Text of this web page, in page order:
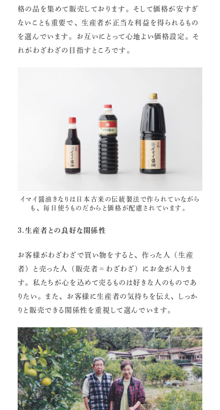
格の品を集めて販売しております。そして価格が安すぎ
ないことも重要で、生産者が正当な利益を得られるもの
を選んでいます。お互いにとって心地よい価格設定。そ
れがわざわざの目指すところです。
イマイ醤油きなり は日本古来の伝統製法で作られていながら
も、毎日使うものだからと価格が配慮されています。
3.生産者との良好な関係性
お客様がわざわざで買い物をすると、作った人（生産
者）と売った人（販売者＝わざわざ）にお金が入りま
す。私たちが心を込めて売るものは好きな人のものであ
りたい。また、お客様に生産者の気持ちを伝え、しっか
りと販売できる関係性を重視して選んでいます。